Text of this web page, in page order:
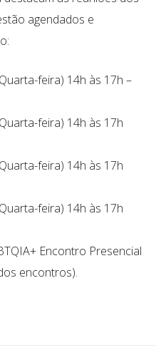
agendados e
feira) 14h às 17h –
feira) 14h às 17h
feira) 14h às 17h
feira) 14h às 17h
Encontro Presencial
encontros).